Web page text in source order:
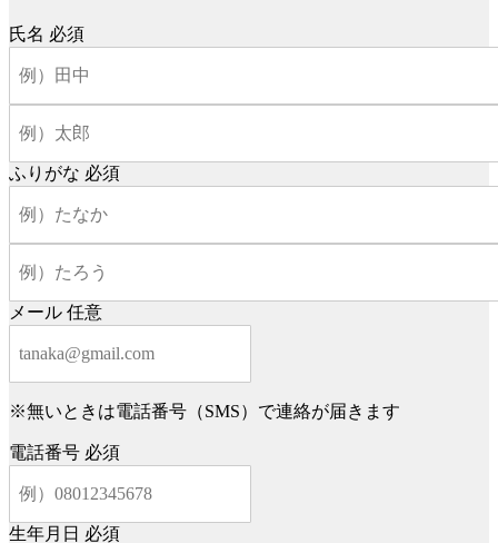
氏名 必須
ふりがな 必須
メール 任意
※無いときは電話番号（SMS）で連絡が届きます
電話番号 必須
生年月日 必須